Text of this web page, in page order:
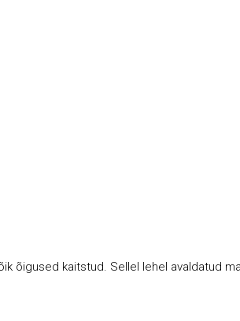
õigused kaitstud. Sellel lehel avaldatud